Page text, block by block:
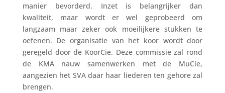
manier bevorderd. Inzet is belangrijker dan
kwaliteit, maar wordt er wel geprobeerd om
langzaam maar zeker ook moeilijkere stukken te
oefenen. De organisatie van het koor wordt door
geregeld door de KoorCie. Deze commissie zal rond
de KMA nauw samenwerken met de MuCie,
aangezien het SVA daar haar liederen ten gehore zal
brengen.